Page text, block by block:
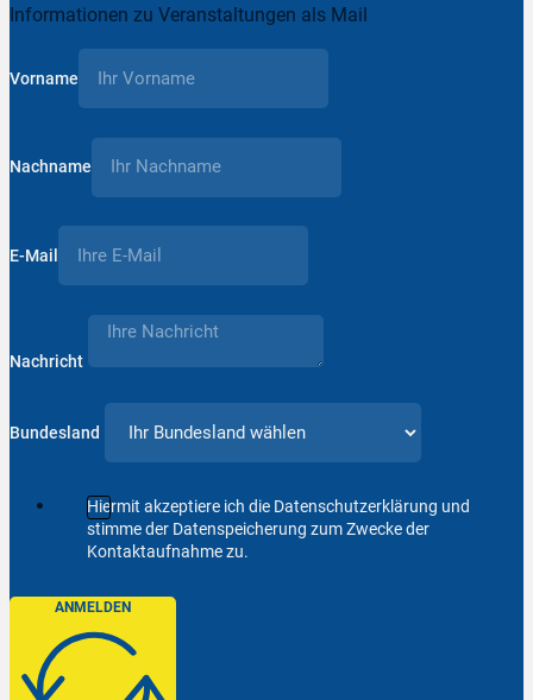
Informationen zu Veranstaltungen als Mail
Vorname
Nachname
E-Mail
Nachricht
Bundesland
Hiermit akzeptiere ich die Datenschutzerklärung und
stimme der Datenspeicherung zum Zwecke der
Kontaktaufnahme zu.
ANMELDEN